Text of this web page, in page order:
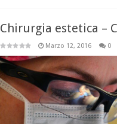
Chirurgia estetica –
Marzo 12, 2016 0